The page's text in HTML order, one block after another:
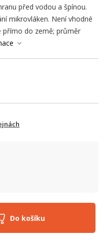
před vodou a špínou.
mikrovláken. Není vhodné
přímo do země; průměr
Do košíku